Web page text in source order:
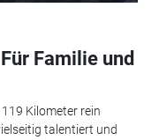
Familie und
Kilometer rein
talentiert und